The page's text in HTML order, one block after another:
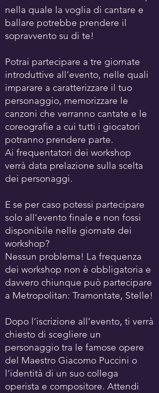
nella quale la voglia di cantare e
ballare potrebbe prendere il
sopravvento su di te!
Potrai partecipare a tre giornate
introduttive all’evento, nelle quali
imparare a caratterizzare il tuo
personaggio, memorizzare le
canzoni che verranno cantate e le
coreografie a cui tutti i giocatori
potranno prendere parte.
Ai frequentatori dei workshop
verrà data prelazione sulla scelta
dei personaggi.
E se per caso potessi partecipare
solo all’evento finale e non fossi
disponibile nelle giornate dei
workshop?
Nessun problema! La frequenza
dei workshop non è obbligatoria e
davvero chiunque può partecipare
a Metropolitan: Tramontate, Stelle!
Dopo l’iscrizione all’evento, ti verrà
chiesto di scegliere un
personaggio tra le famose opere
del Maestro Giacomo Puccini o
l’identità di un suo collega
operista e compositore. Attendi